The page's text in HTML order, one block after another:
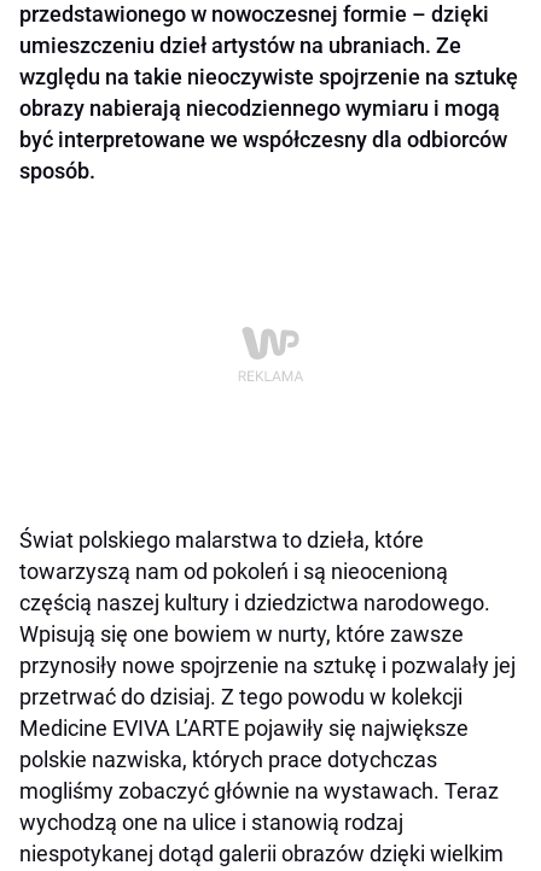
przedstawionego w nowoczesnej formie – dzięki
umieszczeniu dzieł artystów na ubraniach. Ze
względu na takie nieoczywiste spojrzenie na sztukę
obrazy nabierają niecodziennego wymiaru i mogą
być interpretowane we współczesny dla odbiorców
sposób.
Świat polskiego malarstwa to dzieła, które
towarzyszą nam od pokoleń i są nieocenioną
częścią naszej kultury i dziedzictwa narodowego.
Wpisują się one bowiem w nurty, które zawsze
przynosiły nowe spojrzenie na sztukę i pozwalały jej
przetrwać do dzisiaj. Z tego powodu w kolekcji
Medicine EVIVA L’ARTE pojawiły się największe
polskie nazwiska, których prace dotychczas
mogliśmy zobaczyć głównie na wystawach. Teraz
wychodzą one na ulice i stanowią rodzaj
niespotykanej dotąd galerii obrazów dzięki wielkim